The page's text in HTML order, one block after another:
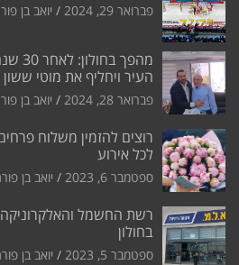
פברואר 29, 2024 יואב בן
העיר ויחליף את מוטי ששון
פברואר 28, 2024 יואב בן
רוצים להזמין משלוח
לכל אירוע
ספטמבר 6, 2023 יואב בן
רשת החשמל
בחולון
ספטמבר 5, 2023 יואב בן